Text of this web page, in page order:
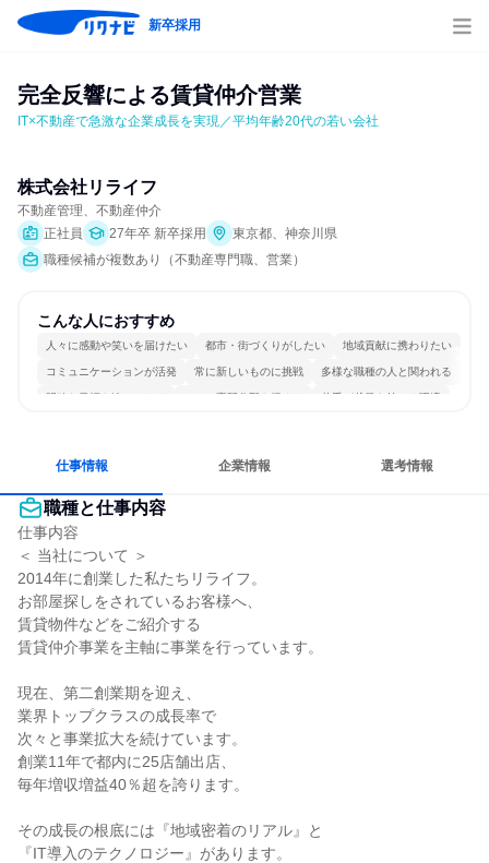
新卒採用
完全反響による賃貸仲介営業
IT×不動産で急激な企業成長を実現／平均年齢20代の若い会社
株式会社リライフ
不動産管理、不動産仲介
正社員
27年卒 新卒採用
東京都、神奈川県
職種候補が複数あり（不動産専門職、営業）
こんな人におすすめ
人々に感動や笑いを届けたい 都市・街づくりがしたい 地域貢献に携わりたい
コミュニケーションが活発 常に新しいものに挑戦 多様な職種の人と関われる
明確な目標を追いかける 一つの専門分野を極める 若手が裁量を持てる環境
仕事情報 企業情報 選考情報
職種と仕事内容
仕事内容
＜ 当社について ＞
2014年に創業した私たちリライフ。
お部屋探しをされているお客様へ、
賃貸物件などをご紹介する
賃貸仲介事業を主軸に事業を行っています。
現在、第二創業期を迎え、
業界トップクラスの成長率で
次々と事業拡大を続けています。
創業11年で都内に25店舗出店、
毎年増収増益40％超を誇ります。
その成長の根底には『地域密着のリアル』と
『IT導入のテクノロジー』があります。